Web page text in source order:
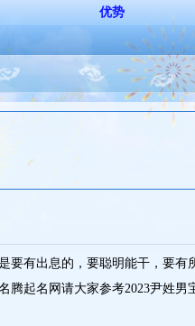
优势
要有出息的，要聪明能干，要有
起名网请大家参考2023尹姓男